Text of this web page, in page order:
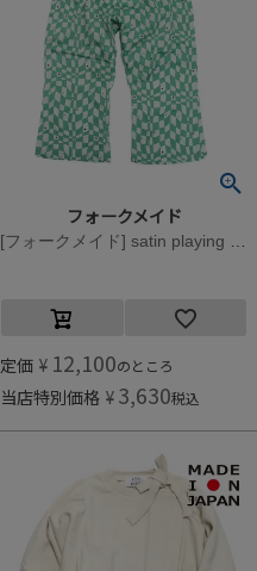
フォークメイド
[フォークメイド] satin playing cardパンツ ペパーミント×グリーン
定価 ¥ 12,100のところ
当店特別価格 ¥ 3,630税込